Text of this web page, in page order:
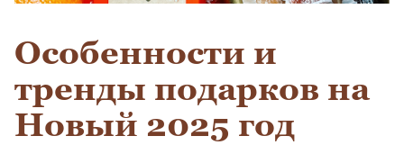
Особенности и
тренды подарков на
Новый 2025 год